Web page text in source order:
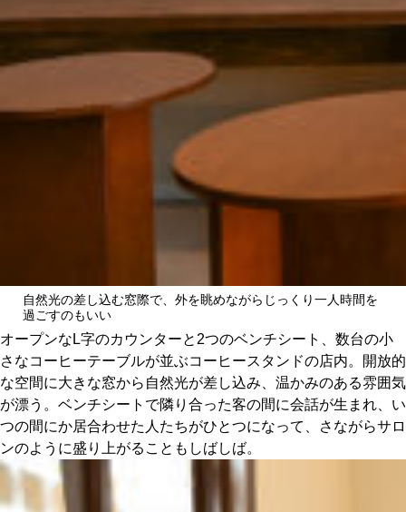
自然光の差し込む窓際で、外を眺めながらじっくり一人時間を
過ごすのもいい
オープンなL字のカウンターと2つのベンチシート、数台の小
さなコーヒーテーブルが並ぶコーヒースタンドの店内。開放的
な空間に大きな窓から自然光が差し込み、温かみのある雰囲気
が漂う。ベンチシートで隣り合った客の間に会話が生まれ、い
つの間にか居合わせた人たちがひとつになって、さながらサロ
ンのように盛り上がることもしばしば。